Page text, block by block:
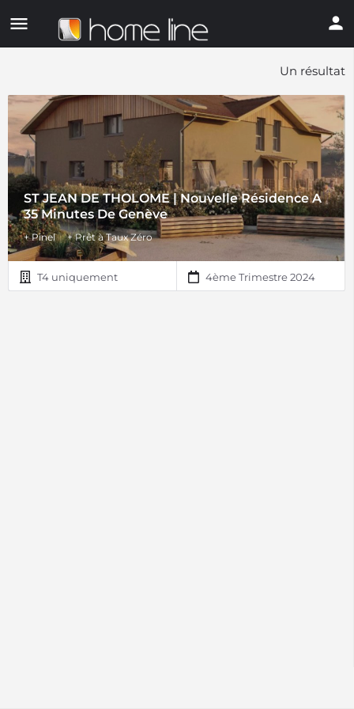
Un résultat
ST JEAN DE THOLOME | Nouvelle Résidence A
35 Minutes De Genève
+ Pinel + Prêt à Taux Zéro
T4 uniquement 4ème Trimestre 2024